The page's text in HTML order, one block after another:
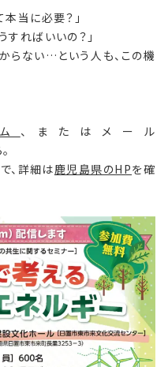
当に必要？」
ればいいの？」
らない…という人も、この機
、またはメール
、詳細は鹿児島県のHPを確